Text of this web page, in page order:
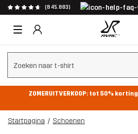
(845.883)
Zoeken wissen
ZOMERUITVERKOOP: tot 50% korting
Startpagina Schoenen